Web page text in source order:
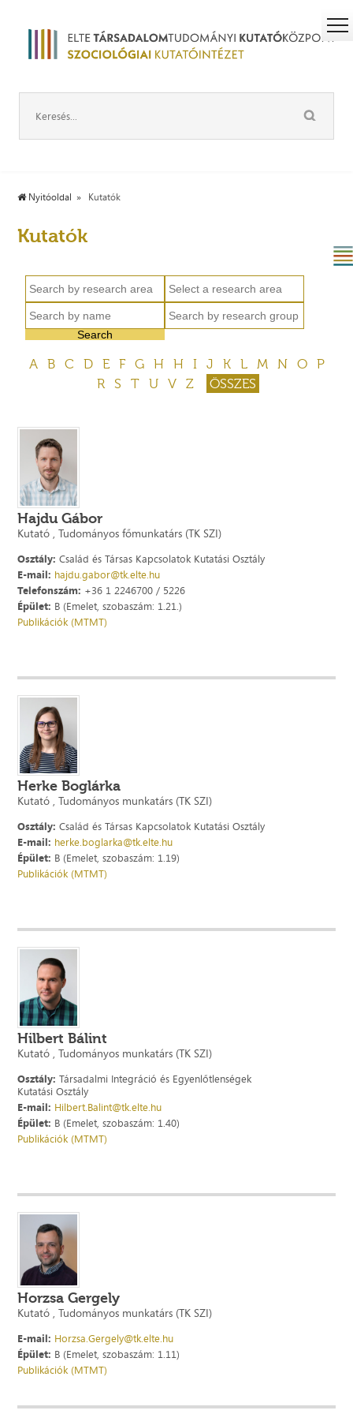
Nyitóoldal Kutatók
Kutatók
A B C D E F G H H I J K L M N O
P
R S T U V Z ÖSSZES
Hajdu Gábor
Kutató , Tudományos főmunkatárs (TK SZI)
Osztály: Család és Társas Kapcsolatok Kutatási Osztály
E-mail: hajdu.gabor@tk.elte.hu
Telefonszám: +36 1 2246700 / 5226
Épület: B (Emelet, szobaszám: 1.21.)
Publikációk (MTMT)
Herke Boglárka
Kutató , Tudományos munkatárs (TK SZI)
Osztály: Család és Társas Kapcsolatok Kutatási Osztály
E-mail: herke.boglarka@tk.elte.hu
Épület: B (Emelet, szobaszám: 1.19)
Publikációk (MTMT)
Hilbert Bálint
Kutató , Tudományos munkatárs (TK SZI)
Osztály: Társadalmi Integráció és Egyenlőtlenségek
Kutatási Osztály
E-mail: Hilbert.Balint@tk.elte.hu
Épület: B (Emelet, szobaszám: 1.40)
Publikációk (MTMT)
Horzsa Gergely
Kutató , Tudományos munkatárs (TK SZI)
E-mail: Horzsa.Gergely@tk.elte.hu
Épület: B (Emelet, szobaszám: 1.11)
Publikációk (MTMT)